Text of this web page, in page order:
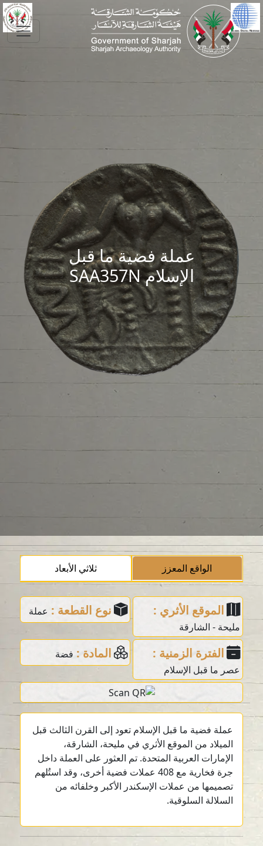
Skip to main
عملة فضية ما قبل
الإسلام SAA357N
الواقع المعزز ثلاثي الأبعاد
الموقع الأثري :
مليحة - الشارقة
نوع القطعة : عملة
الفترة الزمنية :
عصر ما قبل الإسلام
المادة : فضة
عملة فضية ما قبل الإسلام تعود إلى القرن الثالث قبل
الميلاد من الموقع الأثري في مليحة، الشارقة،
الإمارات العربية المتحدة. تم العثور على العملة داخل
جرة فخارية مع 408 عملات فضية أخرى، وقد استُلهم
تصميمها من عملات الإسكندر الأكبر وخلفائه من
السلالة السلوقية.